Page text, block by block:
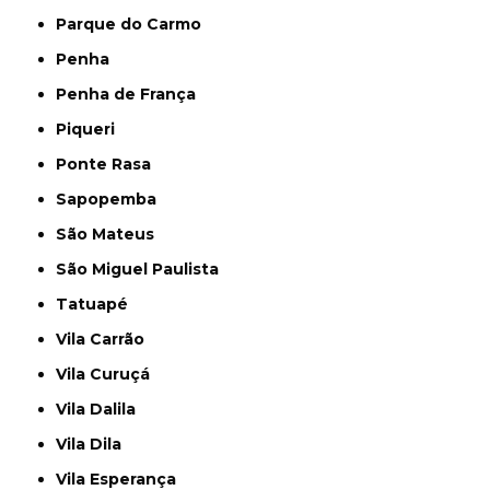
Parque do Carmo
Penha
Penha de França
Piqueri
Ponte Rasa
Sapopemba
São Mateus
São Miguel Paulista
Tatuapé
Vila Carrão
Vila Curuçá
Vila Dalila
Vila Dila
Vila Esperança